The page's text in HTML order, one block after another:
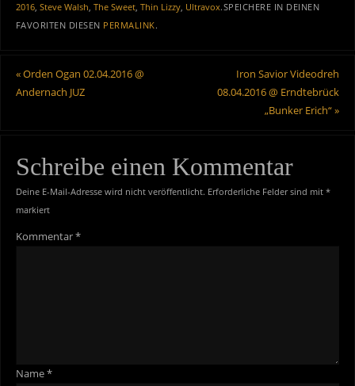
2016, Steve Walsh The Sweet, Thin Lizzy, Ultravox.SPEICHERE IN DEINEN
FAVORITEN DIESEN PERMALINK.
«Orden Ogan 02.04.2016 @
Andernach JUZ
Iron Savior Videodreh
08.04.2016 @ Erndtebrück
„Bunker Erich“»
Schreibe einen Kommentar
Deine E-Mail-Adresse wird nicht veröffentlicht. Erforderliche Felder sind mit *
markiert
Kommentar*
Name*